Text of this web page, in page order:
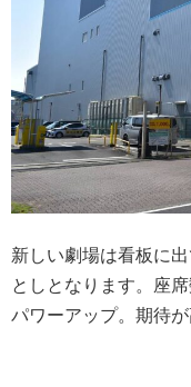
新しい劇場は看板に
としとなります。座
パワーアップ。期待が